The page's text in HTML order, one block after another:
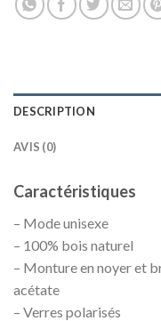
DESCRIPTION
AVIS (0)
Caractéristiques
– Mode unisexe
– 100% bois naturel
– Monture en noyer et
acétate
– Verres polarisés